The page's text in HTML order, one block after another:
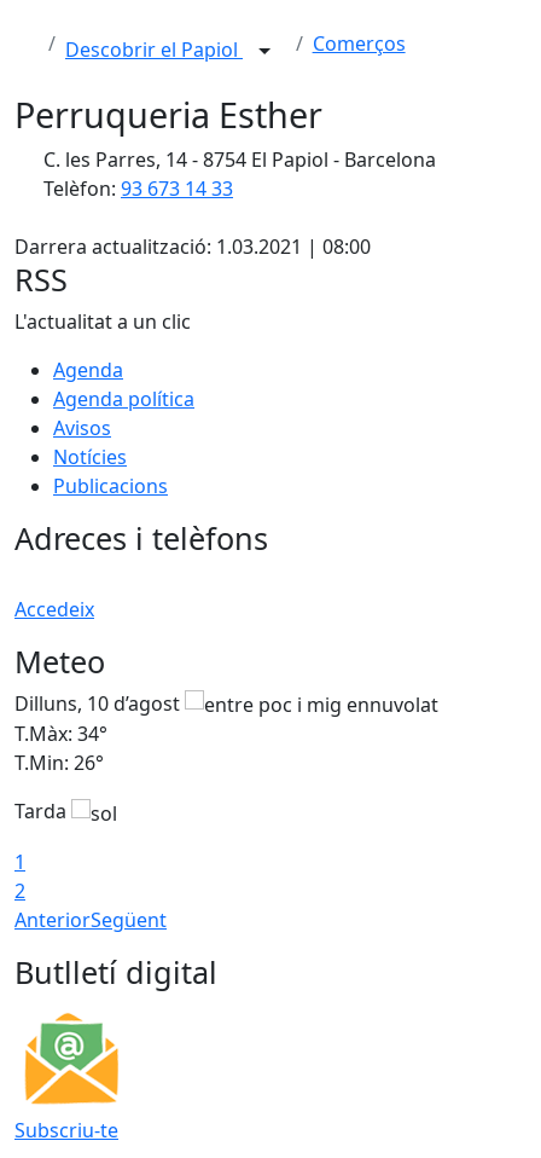
Descobrir el Papiol Comerços
Perruqueria Esther
C. les Parres, 14 - 8754 El Papiol - Barcelona
Telèfon: 93 673 14 33
Darrera actualització: 1.03.2021 | 08:00
RSS
L'actualitat a un clic
Agenda
Agenda política
Avisos
Notícies
Publicacions
Adreces i telèfons
Accedeix
Meteo
Dilluns, 10 d’agost
T.Màx: 34°
T.Min: 26°
Tarda
1
2
AnteriorSegüent
Butlletí digital
Subscriu-te